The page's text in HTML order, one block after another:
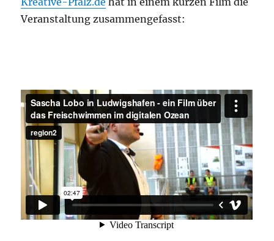
Veranstaltung zusammengefasst: